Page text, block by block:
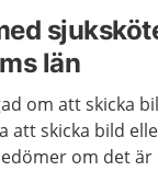
län
om att skicka
att skicka bild
om det